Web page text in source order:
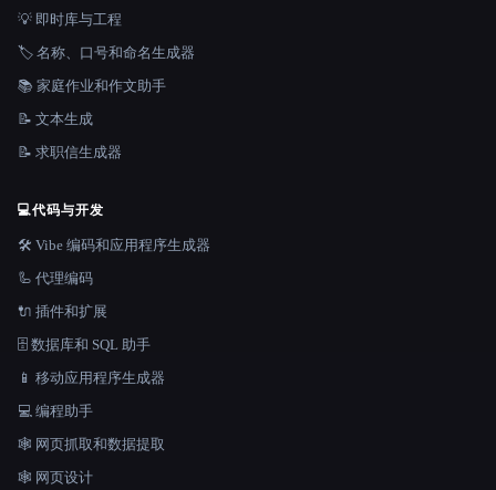
💡 即时库与工程
🏷️ 名称、口号和命名生成器
📚 家庭作业和作文助手
📝 文本生成
📝 求职信生成器
💻代码与开发
🛠️ Vibe 编码和应用程序生成器
🦾 代理编码
🔌 插件和扩展
🗄️ 数据库和 SQL 助手
📱 移动应用程序生成器
💻 编程助手
🕸️ 网页抓取和数据提取
🕸 网页设计